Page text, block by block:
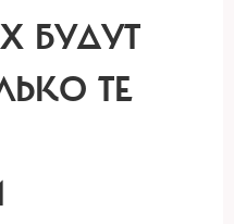
БУДУТ
ТЕ